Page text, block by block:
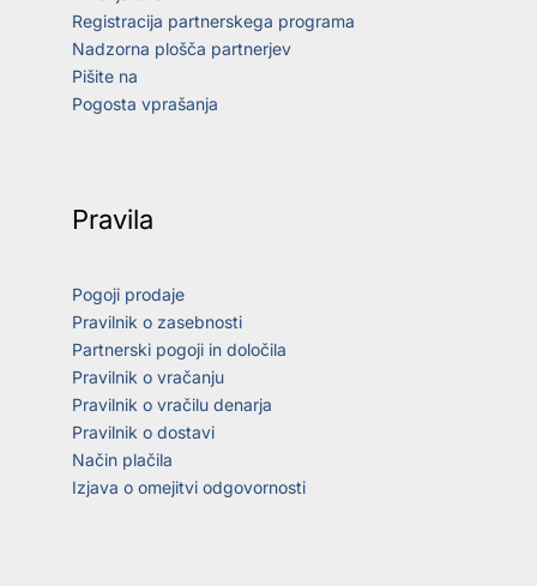
Registracija partnerskega programa
Nadzorna plošča partnerjev
Pišite na
Pogosta vprašanja
Pravila
Pogoji prodaje
Pravilnik o zasebnosti
Partnerski pogoji in določila
Pravilnik o vračanju
Pravilnik o vračilu denarja
Pravilnik o dostavi
Način plačila
Izjava o omejitvi odgovornosti